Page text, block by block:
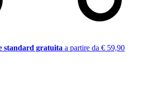
standard gratuita a partire da € 59,90